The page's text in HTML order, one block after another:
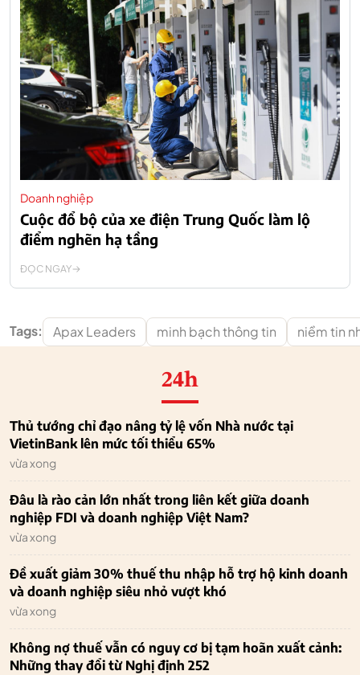
Doanh nghiệp
Cuộc đổ bộ của xe điện Trung Quốc làm lộ
điểm nghẽn hạ tầng
ĐỌC NGAY
Tags: Apax Leaders minh bạch thông tin niềm tin
24h
Thủ tướng chỉ đạo nâng tỷ lệ vốn Nhà nước tại
VietinBank lên mức tối thiểu 65%
vừa xong
Đâu là rào cản lớn nhất trong liên kết giữa doanh
nghiệp FDI và doanh nghiệp Việt Nam?
vừa xong
Đề xuất giảm 30% thuế thu nhập hỗ trợ hộ kinh doanh
và doanh nghiệp siêu nhỏ vượt khó
vừa xong
Không nợ thuế vẫn có nguy cơ bị tạm hoãn xuất cảnh:
Những thay đổi từ Nghị định 252